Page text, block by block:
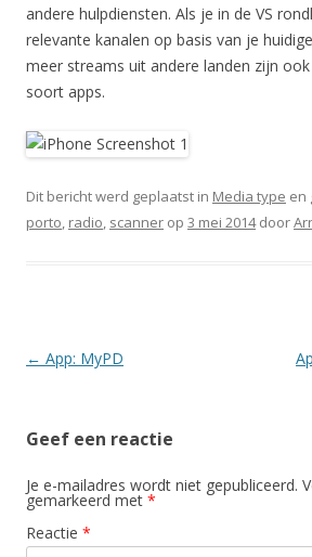
andere hulpdiensten. Als je in de VS
relevante kanalen op basis van je
meer streams uit andere landen zijn
soort apps.
Dit bericht werd geplaatst in Media type en
porto, radio, scanner op 3 mei 2014door
Berichtnavigatie
← App: MyPD
Geef een reactie
Je e-mailadres wordt niet gepubliceerd.
gemarkeerd met *
Reactie *